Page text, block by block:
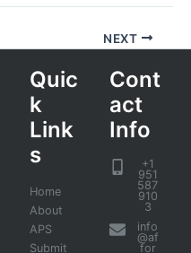
NEXT
Quic
k
Link
s
Home
About
APS
Submit
Cont
act
Info
+1
951
587
910
3
info
@af
for